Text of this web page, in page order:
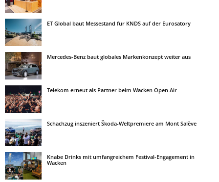
ET Global baut Messestand für KNDS auf der Eurosatory
Mercedes-Benz baut globales Markenkonzept weiter aus
Telekom erneut als Partner beim Wacken Open Air
Schachzug inszeniert Škoda-Weltpremiere am Mont Salève
Knabe Drinks mit umfangreichem Festival-Engagement in
Wacken